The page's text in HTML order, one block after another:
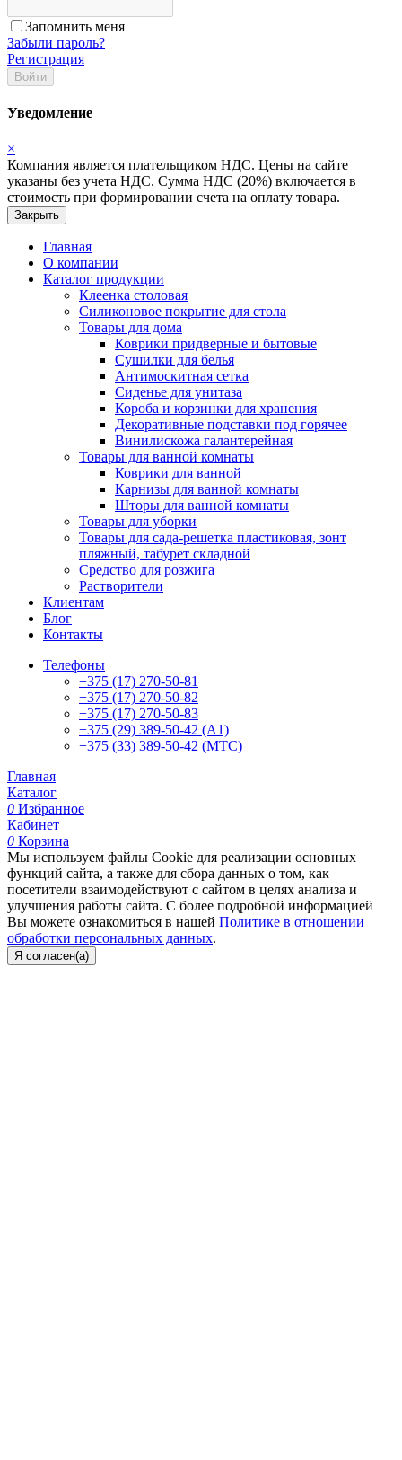
Запомнить меня
Забыли пароль?
Регистрация
Войти
Уведомление
×
Компания является плательщиком НДС. Цены на сайте
указаны без учета НДС. Сумма НДС (20%) включается в
стоимость при формировании счета на оплату товара.
Закрыть
Главная
О компании
Каталог продукции
Клеенка столовая
Силиконовое покрытие для стола
Товары для дома
Коврики придверные и бытовые
Сушилки для белья
Антимоскитная сетка
Сиденье для унитаза
Короба и корзинки для хранения
Декоративные подставки под горячее
Винилискожа галантерейная
Товары для ванной комнаты
Коврики для ванной
Карнизы для ванной комнаты
Шторы для ванной комнаты
Товары для уборки
Товары для сада-решетка пластиковая, зонт
пляжный, табурет складной
Средство для розжига
Растворители
Клиентам
Блог
Контакты
Телефоны
+375 (17) 270-50-81
+375 (17) 270-50-82
+375 (17) 270-50-83
+375 (29) 389-50-42 (А1)
+375 (33) 389-50-42 (МТС)
Главная
Каталог
0 Избранное
Кабинет
0 Корзина
Мы используем файлы Cookie для реализации основных
функций сайта, а также для сбора данных о том, как
посетители взаимодействуют с сайтом в целях анализа и
улучшения работы сайта. С более подробной информацией
Вы можете ознакомиться в нашей Политике в отношении
обработки персональных данных.
Я согласен(а)